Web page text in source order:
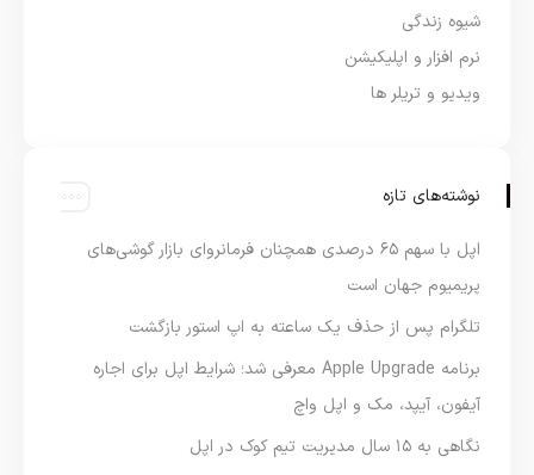
شیوه زندگی
نرم افزار و اپلیکیشن
ویدیو و تریلر ها
نوشته‌های تازه
اپل با سهم ۶۵ درصدی همچنان فرمانروای بازار گوشی‌های
پریمیوم جهان است
تلگرام پس از حذف یک ساعته به اپ استور بازگشت
برنامه Apple Upgrade معرفی شد؛ شرایط اپل برای اجاره
آیفون، آیپد، مک و اپل واچ
نگاهی به ۱۵ سال مدیریت تیم کوک در اپل